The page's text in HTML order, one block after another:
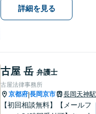
詳細を見る
古屋 岳 弁護士
古屋法律事務所
京都府|長岡京市 長岡天神駅
【初回相談無料】【メールフ